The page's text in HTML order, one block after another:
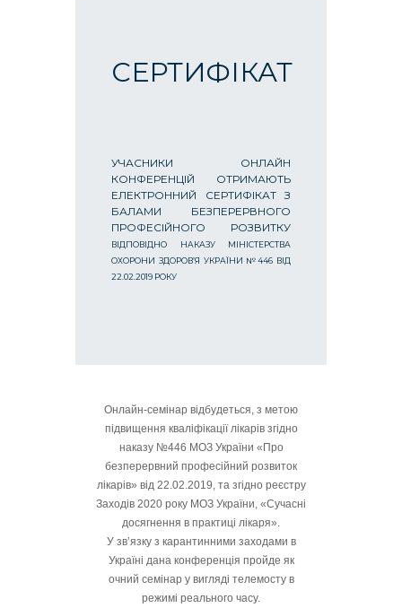
СЕРТИФІКАТ
УЧАСНИКИ ОНЛАЙН
КОНФЕРЕНЦІЙ ОТРИМАЮТЬ
ЕЛЕКТРОННИЙ СЕРТИФІКАТ З
БАЛАМИ БЕЗПЕРЕРВНОГО
ПРОФЕСІЙНОГО РОЗВИТКУ
ВІДПОВІДНО НАКАЗУ МІНІСТЕРСТВА
ОХОРОНИ ЗДОРОВ’Я УКРАЇНИ №446 ВІД
22.02.2019 РОКУ
Онлайн-семінар відбудеться, з метою
підвищення кваліфікації лікарів згідно
наказу №446 МОЗ України «Про
безперервний професійний розвиток
лікарів» від 22.02.2019, та згідно реєстру
Заходів 2020 року МОЗ України, «Сучасні
досягнення в практиці лікаря».
У зв’язку з карантинними заходами в
Україні дана конференція пройде як
очний семінар у вигляді телемосту в
режимі реального часу.